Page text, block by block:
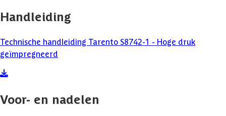
Handleiding
Technische handleiding Tarento S8742-1 - Hoge druk
geïmpregneerd
Voor- en nadelen